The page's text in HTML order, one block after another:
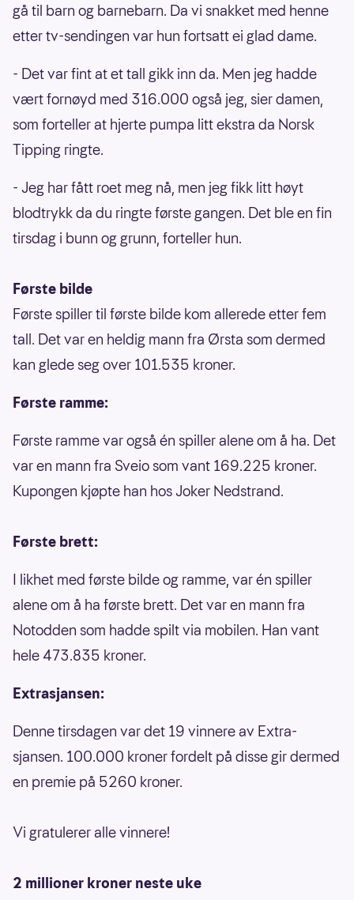
gå til barn og barnebarn. Da vi snakket med henne
etter tv-sendingen var hun fortsatt ei glad dame.
- Det var fint at et tall gikk inn da. Men jeg hadde
vært fornøyd med 316.000 også jeg, sier damen,
som forteller at hjerte pumpa litt ekstra da Norsk
Tipping ringte.
- Jeg har fått roet meg nå, men jeg fikk litt høyt
blodtrykk da du ringte første gangen. Det ble en fin
tirsdag i bunn og grunn, forteller hun.
Første bilde
Første spiller til første bilde kom allerede etter fem
tall. Det var en heldig mann fra Ørsta som dermed
kan glede seg over 101.535 kroner.
Første ramme:
Første ramme var også én spiller alene om å ha. Det
var en mann fra Sveio som vant 169.225 kroner.
Kupongen kjøpte han hos Joker Nedstrand.
Første brett:
I likhet med første bilde og ramme, var én spiller
alene om å ha første brett. Det var en mann fra
Notodden som hadde spilt via mobilen. Han vant
hele 473.835 kroner.
Extrasjansen:
Denne tirsdagen var det 19 vinnere av Extra-
sjansen. 100.000 kroner fordelt på disse gir dermed
en premie på 5260 kroner.
Vi gratulerer alle vinnere!
2 millioner kroner neste uke